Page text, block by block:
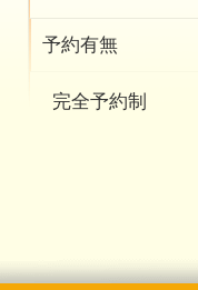
予約有無
完全予約制